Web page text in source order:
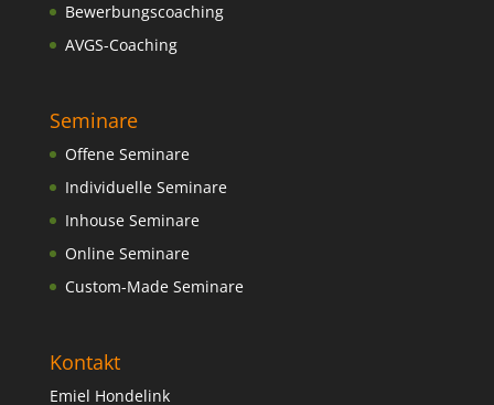
Bewerbungscoaching
AVGS-Coaching
Seminare
Offene Seminare
Individuelle Seminare
Inhouse Seminare
Online Seminare
Custom-Made Seminare
Kontakt
Emiel Hondelink